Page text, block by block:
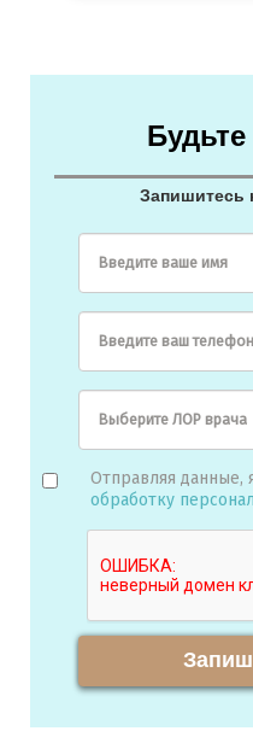
Запишитесь
Введите ваше имя
Введите ваш телефон
Отправляя данные,
обработку